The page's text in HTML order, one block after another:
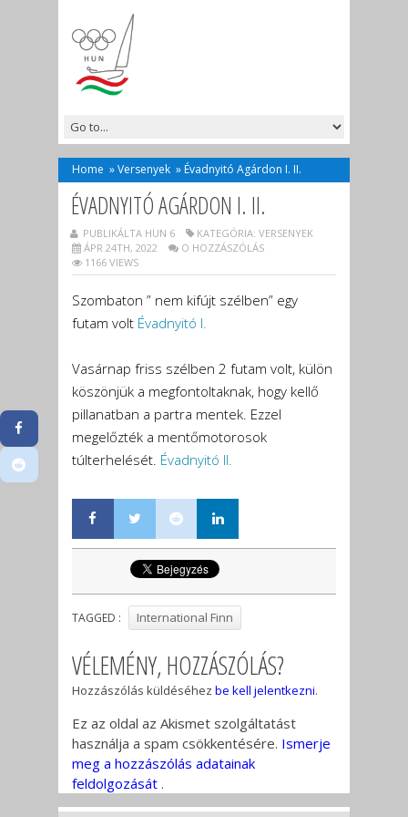
Home »Versenyek » Évadnyitó Agárdon I. II.
ÉVADNYITÓ AGÁRDON I. II.
PUBLIKÁLTA HUN 6 KATEGÓRIA: VERSENYEK
ÁPR 24TH, 2022
O HOZZÁSZÓLÁS
1166 VIEWS
Szombaton ” nem kifújt szélben” egy
futam volt Évadnyitó I.
Vasárnap friss szélben 2 futam volt, külön
köszönjük a megfontoltaknak, hogy kellő
pillanatban a partra mentek. Ezzel
megelőzték a mentőmotorosok
túlterhelését. Évadnyitó II.
TAGGED : International Finn
VÉLEMÉNY, HOZZÁSZÓLÁS?
Hozzászólás küldéséhez be kell jelentkezni.
Ez az oldal az Akismet szolgáltatást
használja a spam csökkentésére. Ismerje
meg a hozzászólás adatainak
feldolgozását .